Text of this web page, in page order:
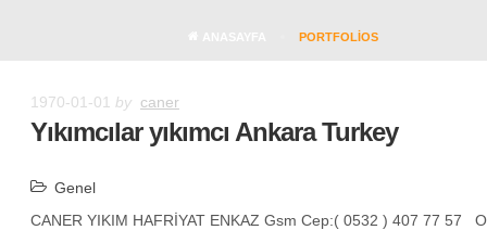
PORTFOLIOS
1970-01-01 by caner
Yıkımcılar yıkımcı Ankara Turkey
Genel
CANER YIKIM HAFRİYAT ENKAZ Gsm Cep:( 0532 ) 407 77 57